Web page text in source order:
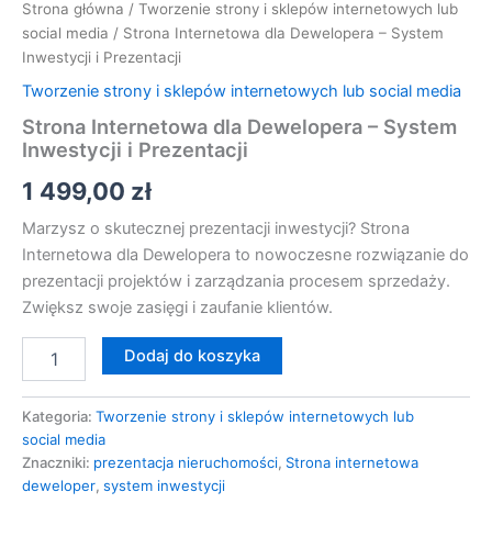
Strona główna / Tworzenie strony i sklepów internetowych lub
social media / Strona Internetowa dla Dewelopera – System
Inwestycji i Prezentacji
Tworzenie strony i sklepów internetowych lub social media
Strona Internetowa dla Dewelopera – System
Inwestycji i Prezentacji
1 499,00 zł
Marzysz o skutecznej prezentacji inwestycji? Strona
Internetowa dla Dewelopera to nowoczesne rozwiązanie do
prezentacji projektów i zarządzania procesem sprzedaży.
Zwiększ swoje zasięgi i zaufanie klientów.
Dodaj do koszyka
Kategoria: Tworzenie strony i sklepów internetowych lub
social media
Znaczniki: prezentacja nieruchomości, Strona internetowa
deweloper, system inwestycji